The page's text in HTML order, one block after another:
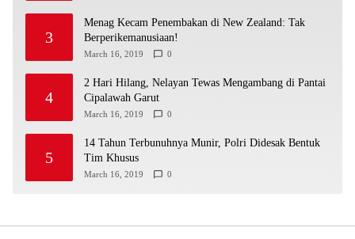
3
Menag Kecam Penembakan di New Zealand: Tak
Berperikemanusiaan!
March 16, 2019 0
4
2 Hari Hilang, Nelayan Tewas Mengambang di Pantai
Cipalawah Garut
March 16, 2019 0
5
14 Tahun Terbunuhnya Munir, Polri Didesak Bentuk
Tim Khusus
March 16, 2019 0